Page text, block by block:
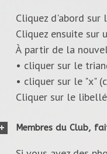
Cliquez d'abord sur
Cliquez ensuite sur
À partir de la
• cliquer sur le
• cliquer sur le "x"
Cliquer sur le
Membres du Club,